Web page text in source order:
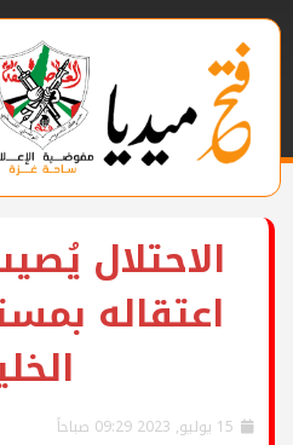
الاحتلال
اعتقاله